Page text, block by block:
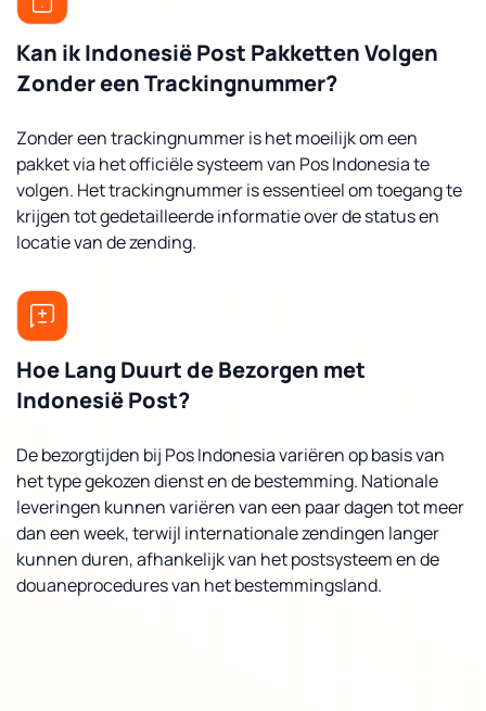
Kan ik Indonesië Post Pakketten Volgen
Zonder een Trackingnummer?
Zonder een trackingnummer is het moeilijk om een
pakket via het officiële systeem van Pos Indonesia te
volgen. Het trackingnummer is essentieel om toegang te
krijgen tot gedetailleerde informatie over de status en
locatie van de zending.
Hoe Lang Duurt de Bezorgen met
Indonesië Post?
De bezorgtijden bij Pos Indonesia variëren op basis van
het type gekozen dienst en de bestemming. Nationale
leveringen kunnen variëren van een paar dagen tot meer
dan een week, terwijl internationale zendingen langer
kunnen duren, afhankelijk van het postsysteem en de
douaneprocedures van het bestemmingsland.